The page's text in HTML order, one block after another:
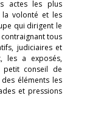
actes les plus
volonté et les
qui dirigent le
tous
judiciaires et
les a exposés,
petit conseil de
éléments les
et pressions